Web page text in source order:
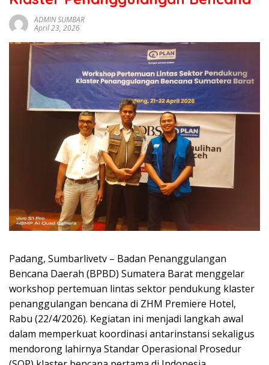
sumbar
tv
live
ADMIN SUMBAR
April 23, 2026
Padang, Sumbarlivetv – Badan Penanggulangan
Bencana Daerah (BPBD) Sumatera Barat menggelar
workshop pertemuan lintas sektor pendukung klaster
penanggulangan bencana di ZHM Premiere Hotel,
Rabu (22/4/2026). Kegiatan ini menjadi langkah awal
dalam memperkuat koordinasi antarinstansi sekaligus
mendorong lahirnya Standar Operasional Prosedur